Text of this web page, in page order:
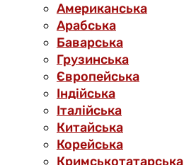
Американська
Арабська
Баварська
Грузинська
Європейська
Індійська
Італійська
Китайська
Корейська
Кримськотатарська